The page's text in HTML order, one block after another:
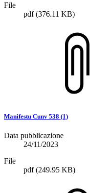
File
pdf(376.11 KB)
Manifestu Cunv 538 (1)
Data pubblicazione
24/11/2023
File
pdf(249.95 KB)